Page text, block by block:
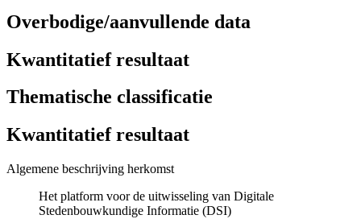
Overbodige/aanvullende data
Kwantitatief resultaat
Thematische classificatie
Kwantitatief resultaat
Algemene beschrijving herkomst
Het platform voor de uitwisseling van Digitale
Stedenbouwkundige Informatie (DSI)